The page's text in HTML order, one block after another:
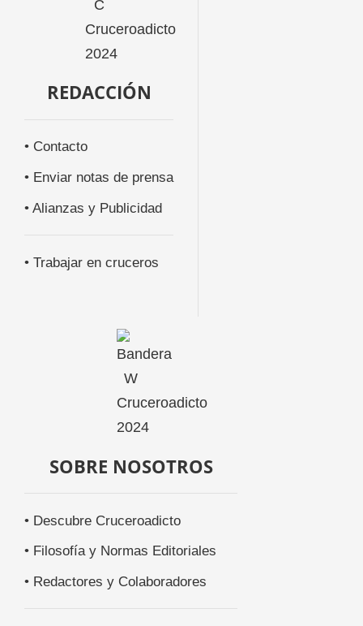
REDACCIÓN
• Contacto
• Enviar notas de prensa
• Alianzas y Publicidad
• Trabajar en cruceros
SOBRE NOSOTROS
• Descubre Cruceroadicto
• Filosofía y Normas Editoriales
• Redactores y Colaboradores